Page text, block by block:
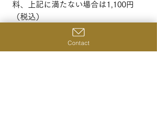
料、上記に満たない場合は1,100円
（税込）
北海道・沖縄：10万円（税抜）以上
は送料無料、上記に満たない場合は
1,650円（税込）
Contact